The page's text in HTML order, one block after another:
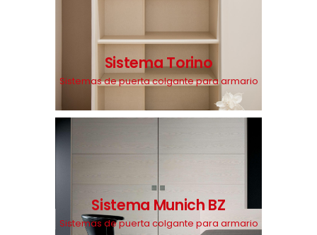
Sistema Torino
Sistemas de puerta colgante para armario
Sistema Munich BZ
Sistemas de puerta colgante para armario